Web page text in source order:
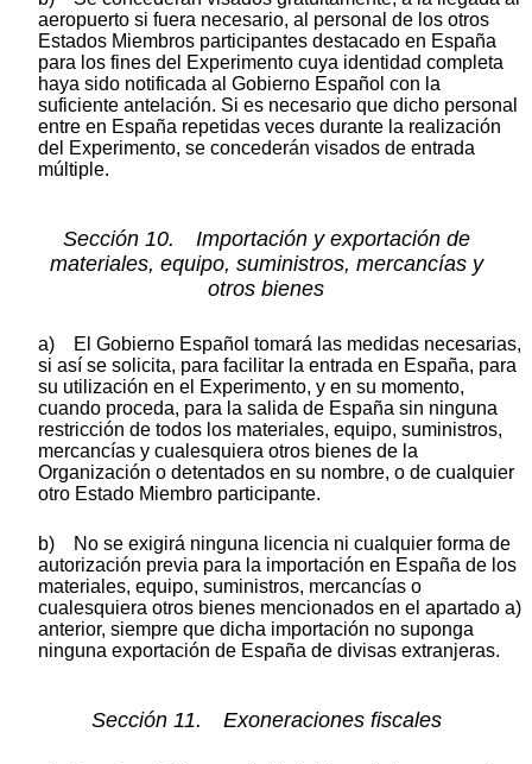
aeropuerto si fuera necesario, al personal de los otros
Estados Miembros participantes destacado en España
para los fines del Experimento cuya identidad completa
haya sido notificada al Gobierno Español con la
suficiente antelación. Si es necesario que dicho personal
entre en España repetidas veces durante la realización
del Experimento, se concederán visados de entrada
múltiple.
Sección 10. Importación y exportación de
materiales, equipo, suministros, mercancías y
otros bienes
a) El Gobierno Español tomará las medidas necesarias,
si así se solicita, para facilitar la entrada en España, para
su utilización en el Experimento, y en su momento,
cuando proceda, para la salida de España sin ninguna
restricción de todos los materiales, equipo, suministros,
mercancías y cualesquiera otros bienes de la
Organización o detentados en su nombre, o de cualquier
otro Estado Miembro participante.
b) No se exigirá ninguna licencia ni cualquier forma de
autorización previa para la importación en España de los
materiales, equipo, suministros, mercancías o
cualesquiera otros bienes mencionados en el apartado a)
anterior, siempre que dicha importación no suponga
ninguna exportación de España de divisas extranjeras.
Sección 11. Exoneraciones fiscales